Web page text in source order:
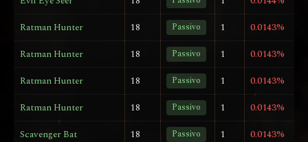
Ratman Hunter
18 Passivo 1
0.0143%
Ratman Hunter
18 Passivo 1
0.0143%
Ratman Hunter
18 Passivo 1
0.0143%
Ratman Hunter
18 Passivo 1
0.0143%
Scavenger Bat
18 Passivo 1
0.0143%